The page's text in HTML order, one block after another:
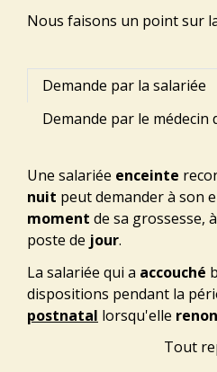
Nous faisons un point sur
Demande par la salariée
Demande par le médecin
Une salariée enceinte
nuit peut demander à son
moment de sa grossesse,
poste de jour.
La salariée qui a accouché
dispositions pendant la
postnatal lorsqu'elle
Tout